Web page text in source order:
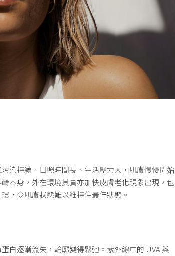
染持續、日照時間長、生活壓力大，肌膚慢慢開始
本身，外在環境其實亦加快皮膚老化現象出現，包
，令肌膚狀態難以維持住最佳狀態。
白逐漸流失，輪廓變得鬆弛。紫外線中的 UVA 與